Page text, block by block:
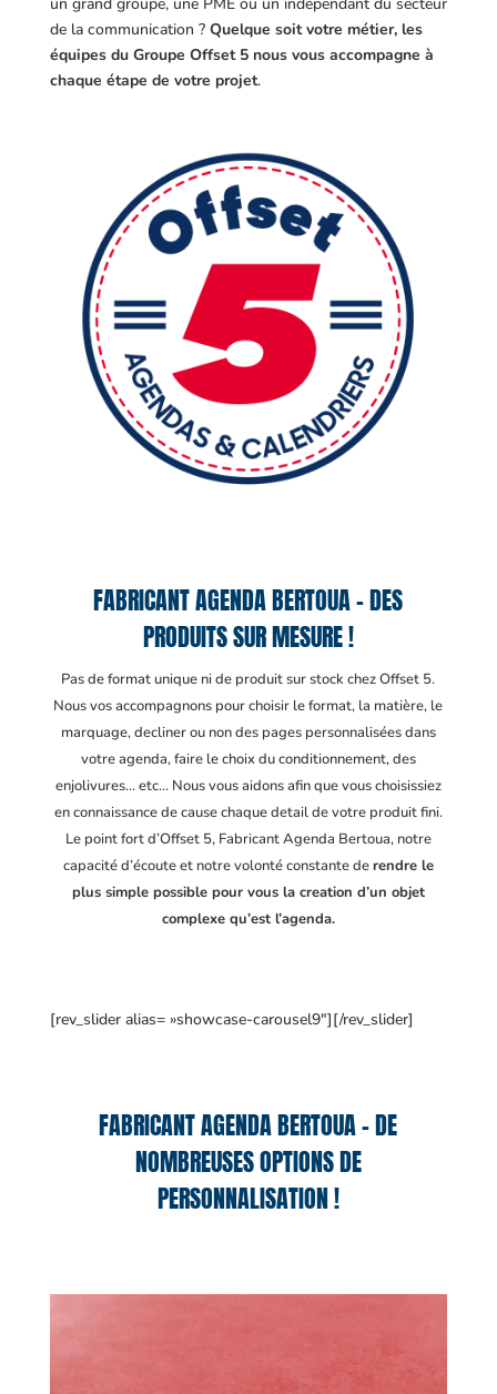
de la communication ? Quelque soit votre métier, les
équipes du Groupe Offset 5 nous vous accompagne à
chaque étape de votre projet.
FABRICANT AGENDA BERTOUA – DES
PRODUITS SUR MESURE !
Pas de format unique ni de produit sur stock chez Offset 5.
Nous vos accompagnons pour choisir le format, la matière, le
marquage, decliner ou non des pages personnalisées dans
votre agenda, faire le choix du conditionnement, des
enjolivures… etc… Nous vous aidons afin que vous choisissiez
en connaissance de cause chaque detail de votre produit fini.
Le point fort d’Offset 5, Fabricant Agenda Bertoua, notre
capacité d’écoute et notre volonté constante derendre le
plus simple possible pour vous la creation d’un objet
complexe qu’est l’agenda.
[rev_slider alias= »showcase-carousel9″][/rev_slider]
FABRICANT AGENDA BERTOUA – DE
NOMBREUSES OPTIONS DE
PERSONNALISATION !